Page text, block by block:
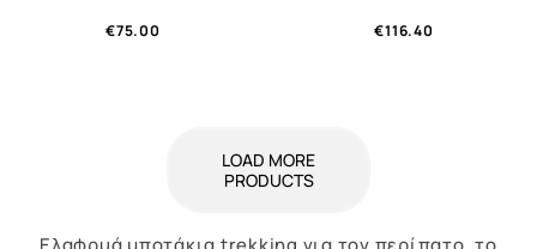
€75.00 €116.40
LOAD MORE
PRODUCTS